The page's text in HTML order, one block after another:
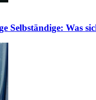
Selbständige: Was